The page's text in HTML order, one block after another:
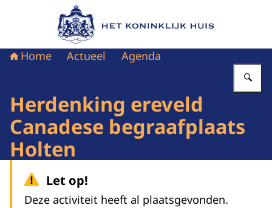
Naar de homepage van Het Koninklijk Huis
Home Actueel Agenda
Herdenking ereveld
Canadese begraafplaats
Holten
Let op!
Deze activiteit heeft al plaatsgevonden.